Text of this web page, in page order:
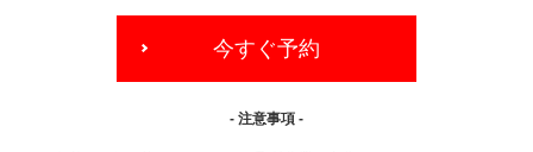
今すぐ予約
- 注意事項 -